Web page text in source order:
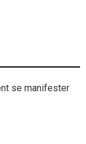
se manifester